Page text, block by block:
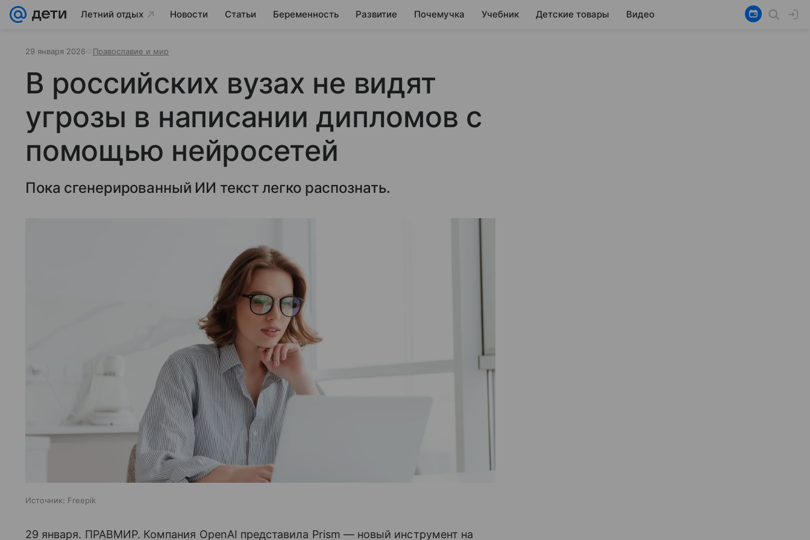
Летний отдых Новости Статьи Беременность Развитие Почемучка Учебник Детские товары Видео
29 января 2026 Православие и мир
В российских вузах не видят
угрозы в написании дипломов с
помощью нейросетей
Пока сгенерированный ИИ текст легко распознать.
Источник: Freepik
29 января. ПРАВМИР. Компания OpenAI представила Prism — новый инструмент на